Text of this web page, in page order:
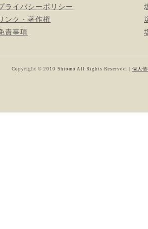
ライバシーポリシー
ンク・著作権
責事項
Copyright © 2010 Shiomo All Rights Reserved. | 個人